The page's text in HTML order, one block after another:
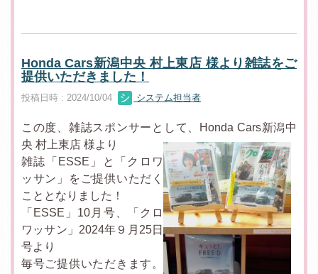
Honda Cars新潟中央 村上東店 様より雑誌をご
提供いただきました！
投稿日時 : 2024/10/04 システム担当者
この度、雑誌スポンサーとして、Honda Cars新潟中
央 村上東店 様より
雑誌「ESSE」と「クロワ
ッサン」をご提供いただく
こととなりました！
「ESSE」10月号、「クロ
ワッサン」2024年９月25日
号より
毎号ご提供いただきます。